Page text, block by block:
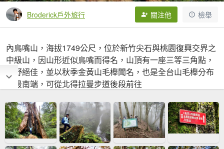
Broderick戶外旅行 關注他 檢舉
內鳥嘴山，海拔1749公尺，位於新竹尖石與桃園復興交界之
中級山，因山形近似鳥嘴而得名，山頂有一座三等三角點，
視野絕佳，並以秋季金黃山毛櫸聞名，也是全台山毛櫸分布
的最南端，可從北得拉曼步道後段前往